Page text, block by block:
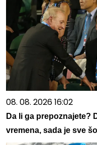
08. 08. 2026 16:02
Da li ga prepoznajete?
vremena, sada je sve